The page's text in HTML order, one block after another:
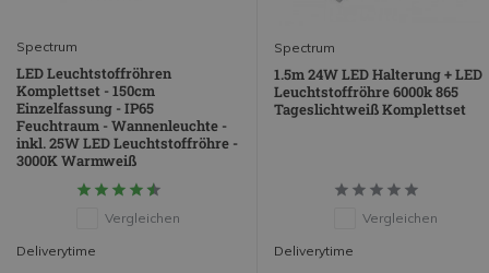
Spectrum
LED Leuchtstoffröhren
Komplettset - 150cm
Einzelfassung - IP65
Feuchtraum - Wannenleuchte -
inkl. 25W LED Leuchtstoffröhre -
3000K Warmweiß
Vergleichen
Deliverytime
Spectrum
1.5m 24W LED Halterung + LED
Leuchtstoffröhre 6000k 865
Tageslichtweiß Komplettset
Vergleichen
Deliverytime